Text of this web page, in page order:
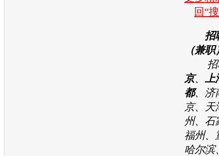
回“
招
（兼职
招
京、 上
都、济
京、天
州、石
福州、
哈尔滨